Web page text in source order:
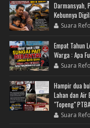
Darmansyah,
Kebunnya
Suara
Empat Tahun
Warga : Apa
Suara
Hampir dua
Lahan dan
"Topeng"
Suara